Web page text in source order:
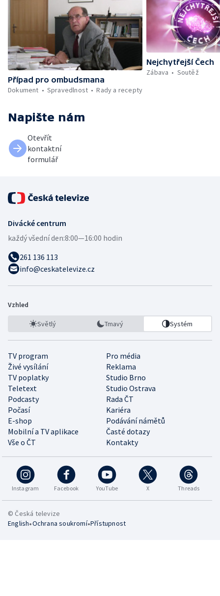
Případ pro ombudsmana
Dokument
Spravedlnost Rady a recepty
Nejchytřejší Čech
Zábava
Soutěž
Napište nám
Otevřít
kontaktní
formulář
Divácké centrum
každý všední den:8:00—16:00 hodin
261 136 113
info@ceskatelevize.cz
Vzhled
Světlý Tmavý Systém
TV program
Pro média
Živé vysílání
Reklama
TV poplatky
Studio Brno
Teletext
Studio Ostrava
Podcasty
Rada ČT
Počasí
Kariéra
E-shop
Podávání námětů
Mobilní a TV aplikace
Časté dotazy
Vše o ČT
Kontakty
Instagram Facebook YouTube X Threads
© Česká televize
English•Ochrana soukromí•Přístupnost